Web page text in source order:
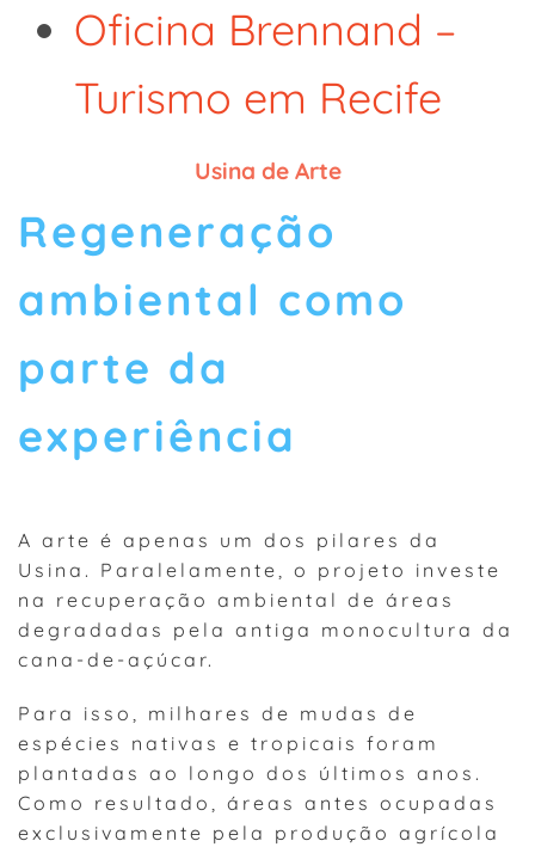
Oficina Brennand –
Turismo em Recife
Usina de Arte
Regeneração
ambiental como
parte da
experiência
A arte é apenas um dos pilares da
Usina. Paralelamente, o projeto investe
na recuperação ambiental de áreas
degradadas pela antiga monocultura da
cana-de-açúcar.
Para isso, milhares de mudas de
espécies nativas e tropicais foram
plantadas ao longo dos últimos anos.
Como resultado, áreas antes ocupadas
exclusivamente pela produção agrícola